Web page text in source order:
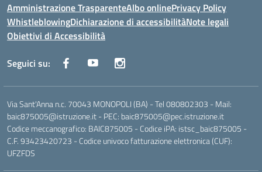
Amministrazione TrasparenteAlbo onlinePrivacy Policy
WhistleblowingDichiarazione di accessibilitàNote legali
Obiettivi di Accessibilità
Seguici su:
Via Sant'Anna n.c. 70043 MONOPOLI (BA) - Tel 080802303 - Mail:
baic875005@istruzione.it - PEC: baic875005@pec.istruzione.it
Codice meccanografico: BAIC875005 - Codice iPA: istsc_baic875005 -
C.F. 93423420723 - Codice univoco fatturazione elettronica (CUF):
UFZFDS